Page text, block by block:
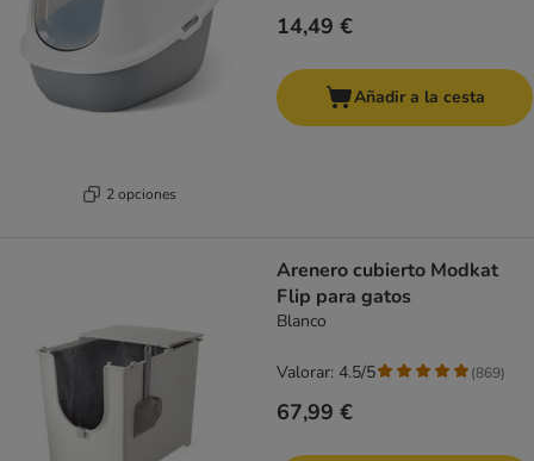
2 opciones
14,49 €
Añadir a la cesta
Arenero cubierto Modkat
Flip para gatos
Blanco
67,99 €
Valorar: 4.5/5 (869)